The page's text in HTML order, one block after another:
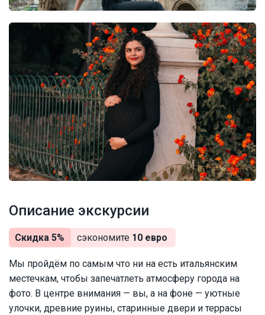
Описание экскурсии
Скидка 5% сэкономите 10 евро
Мы пройдём по самым что ни на есть итальянским
местечкам, чтобы запечатлеть атмосферу города на
фото. В центре внимания — вы, а на фоне — уютные
улочки, древние руины, старинные двери и террасы